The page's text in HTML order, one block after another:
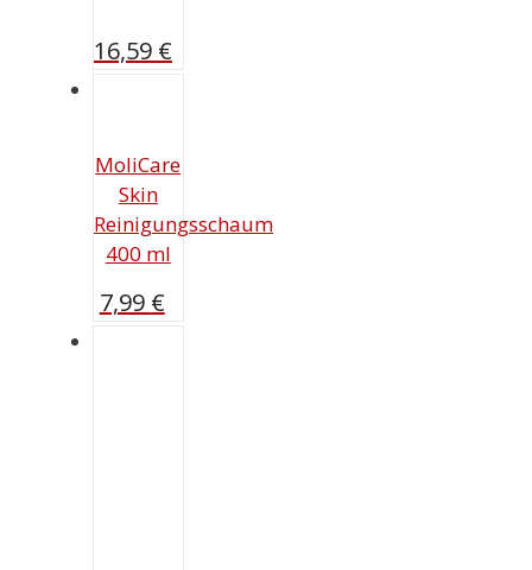
16,59 €
MoliCare
Skin
Reinigungsschaum
400 ml
7,99 €